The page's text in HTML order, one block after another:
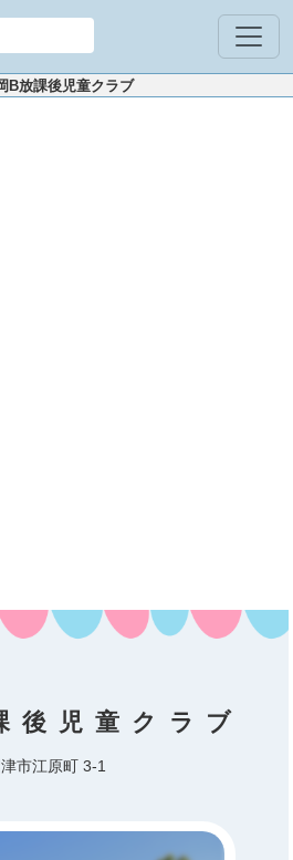
B放課後児童クラブ
後児童クラブ
市江原町 3-1